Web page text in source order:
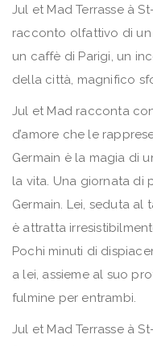
Jul et Mad Terrasse à
racconto olfattivo di
un caffè di Parigi, un
della città, magnifico
Jul et Mad racconta
d’amore che le
Germain è la magia di
la vita. Una giornata di
Germain. Lei, seduta
è attratta
Pochi minuti di
a lei, assieme al suo
fulmine per entrambi.
Jul et Mad Terrasse à